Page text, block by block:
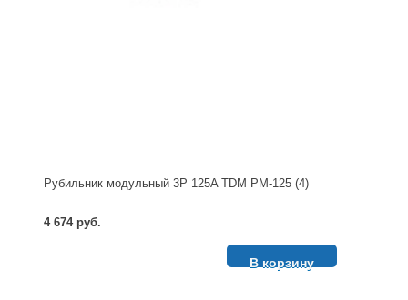
Рубильник модульный 3P 125A TDM РМ-125 (4)
4 674 руб.
В корзину